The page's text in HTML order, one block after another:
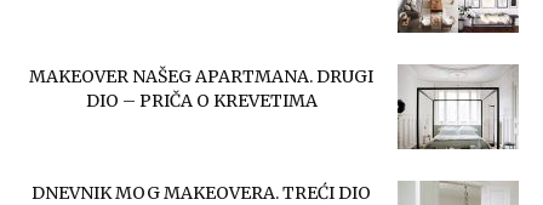
MAKEOVER NAŠEG APARTMANA. DRUGI
DIO – PRIČA O KREVETIMA
DNEVNIK MOG MAKEOVERA. TREĆI DIO